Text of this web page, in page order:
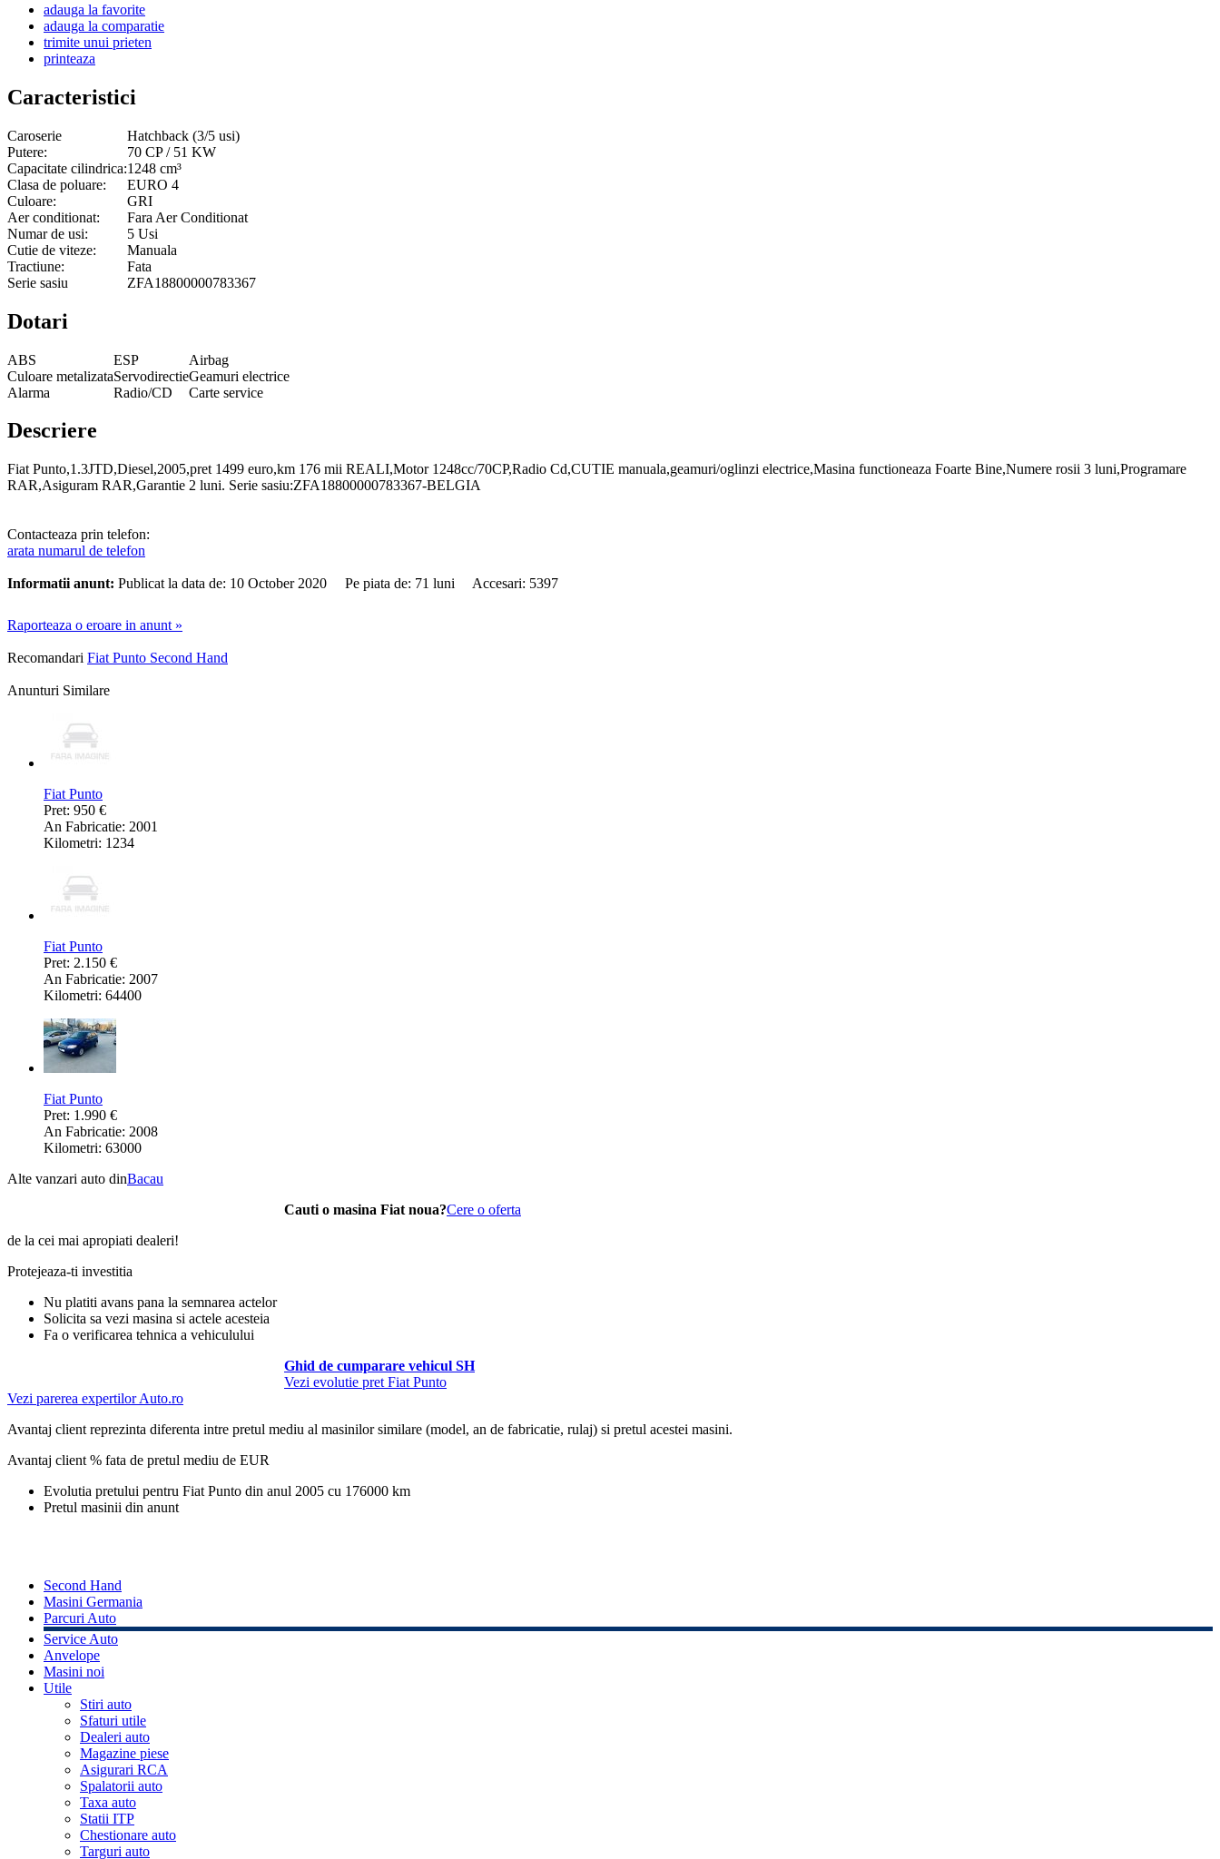
adauga la favorite
adauga la comparatie
trimite unui prieten
printeaza
Caracteristici
Caroserie
Hatchback (3/5 usi)
Putere:
70 CP / 51 KW
Capacitate cilindrica:1248 cm³
Clasa de poluare:
EURO 4
Culoare:
GRI
Aer conditionat:
Fara Aer Conditionat
Numar de usi:
5 Usi
Cutie de viteze:
Manuala
Tractiune:
Fata
Serie sasiu
ZFA18800000783367
Dotari
ABS ESP
Airbag
Culoare metalizataServodirectieGeamuri electrice
Alarma
Radio/CD Carte service
Descriere
Fiat Punto,1.3JTD,Diesel,2005,pret 1499 euro,km 176 mii REALI,Motor 1248cc/70CP,Radio Cd,CUTIE manuala,geamuri/oglinzi electrice,Masina functioneaza Foarte Bine,Numere rosii 3 luni,Programare
RAR,Asiguram RAR,Garantie 2 luni. Serie sasiu:ZFA18800000783367-BELGIA
Contacteaza prin telefon:
arata numarul de telefon
Informatii anunt: Publicat la data de: 10 October 2020 Pe piata de: 71 luni Accesari: 5397
Raporteaza o eroare in anunt »
Recomandari Fiat Punto Second Hand
Anunturi Similare
Fiat Punto
Pret: 950 €
An Fabricatie: 2001
Kilometri: 1234
Fiat Punto
Pret: 2.150 €
An Fabricatie: 2007
Kilometri: 64400
Fiat Punto
Pret: 1.990 €
An Fabricatie: 2008
Kilometri: 63000
Alte vanzari auto dinBacau
Cauti o masina Fiat noua?Cere o oferta
de la cei mai apropiati dealeri!
Protejeaza-ti investitia
Nu platiti avans pana la semnarea actelor
Solicita sa vezi masina si actele acesteia
Fa o verificarea tehnica a vehiculului
Ghid de cumparare vehicul SH
Vezi evolutie pret Fiat Punto
Vezi parerea expertilor Auto.ro
Avantaj client reprezinta diferenta intre pretul mediu al masinilor similare (model, an de fabricatie, rulaj) si pretul acestei masini.
Avantaj client % fata de pretul mediu de EUR
Evolutia pretului pentru Fiat Punto din anul 2005 cu 176000 km
Pretul masinii din anunt
Second Hand
Masini Germania
Parcuri Auto
Service Auto
Anvelope
Masini noi
Utile
Stiri auto
Sfaturi utile
Dealeri auto
Magazine piese
Asigurari RCA
Spalatorii auto
Taxa auto
Statii ITP
Chestionare auto
Targuri auto